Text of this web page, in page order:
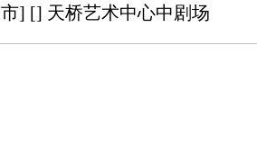
] [] 天桥艺术中心中剧场